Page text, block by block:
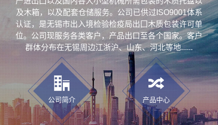
及木箱，以及配套仓储服务。公司已供过ISO9001体系
认证，是无锡市出入境检验检疫局出囗木质包装许可单
位。公司现服务各类客户，产品出口至各个国家。客户
群体分布在无锡周边江浙沪、山东、河北等地......
公司简介 产品中心